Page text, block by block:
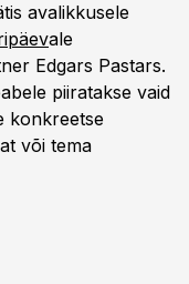
avalikkusele
ale
Edgars Pastars.
piiratakse vaid
konkreetse
või tema